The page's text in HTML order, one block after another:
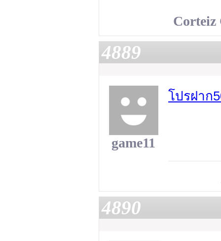
Corteiz
4889
game11
โปรฝาก
4890